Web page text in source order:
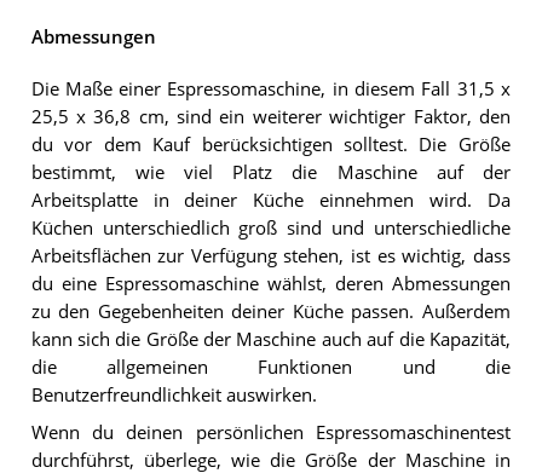
Abmessungen
Die Maße einer Espressomaschine, in diesem Fall 31,5 x
25,5 x 36,8 cm, sind ein weiterer wichtiger Faktor, den
du vor dem Kauf berücksichtigen solltest. Die Größe
bestimmt, wie viel Platz die Maschine auf der
Arbeitsplatte in deiner Küche einnehmen wird. Da
Küchen unterschiedlich groß sind und unterschiedliche
Arbeitsflächen zur Verfügung stehen, ist es wichtig, dass
du eine Espressomaschine wählst, deren Abmessungen
zu den Gegebenheiten deiner Küche passen. Außerdem
kann sich die Größe der Maschine auch auf die Kapazität,
die allgemeinen Funktionen und die
Benutzerfreundlichkeit auswirken.
Wenn du deinen persönlichen Espressomaschinentest
durchführst, überlege, wie die Größe der Maschine in